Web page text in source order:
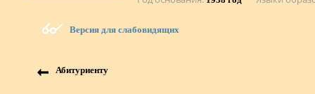
Версия для слабовидящих
Абитуриенту